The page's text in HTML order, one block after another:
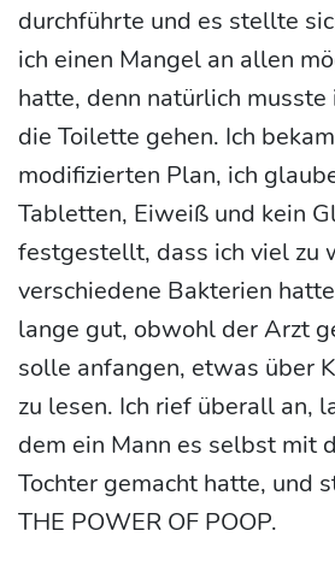
durchführte und es stellte
ich einen Mangel an allen
hatte, denn natürlich
die Toilette gehen. Ich
modifizierten Plan, ich
Tabletten, Eiweiß und kein
festgestellt, dass ich viel zu
verschiedene Bakterien
lange gut, obwohl der Arzt
solle anfangen, etwas über
zu lesen. Ich rief überall an,
dem ein Mann es selbst mit
Tochter gemacht hatte, und
THE POWER OF POOP.